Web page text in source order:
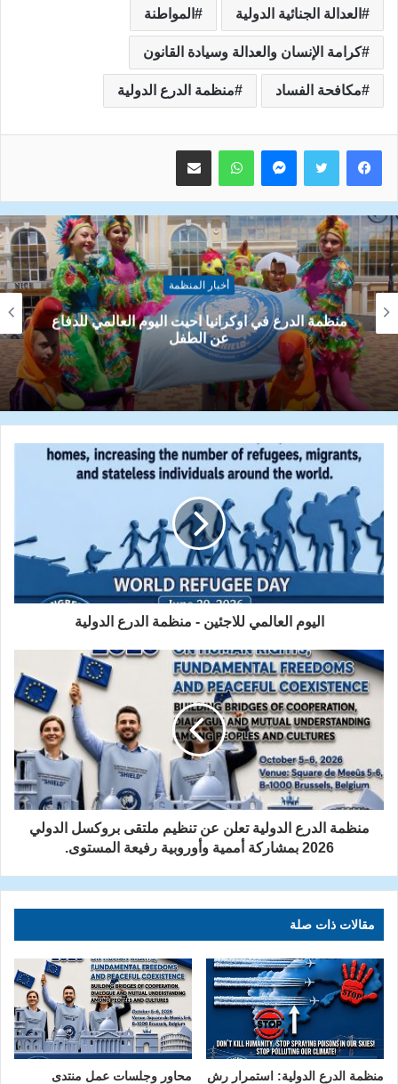
العدالة الجنائية الدولية المواطنة
كرامة الإنسان والعدالة وسيادة القانون
مكافحة الفساد منظمة الدرع الدولية
ماسنجر واتساب مشاركة عبر البريد
أخبار المنظمة
منظمة الدرع نحو 70 ألف طن من المتفجرات ألقاها
الجيش الاسرائيلي على قطاع غزة
اليوم العالمي للاجئين - منظمة الدرع الدولية
منظمة الدرع الدولية تعلن عن تنظيم ملتقى بروكسل الدولي
2026 بمشاركة أممية وأوروبية رفيعة المستوى.
مقالات ذات صلة
منظمة الدرع الدولية: استمرار رش
محاور وجلسات عمل منتدى